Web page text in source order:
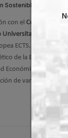
Sostenible
con el Colegio de
Universitario (TEU)
ECTS. El curso,
de la Edificación,
Económica de la
de varios módulos